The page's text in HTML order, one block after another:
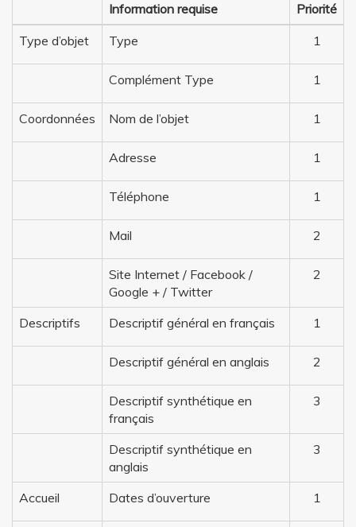
Information requise
Priorité
Type d’objet
Type 1
Complément Type 1
Coordonnées Nom de l’objet 1
Adresse 1
Téléphone 1
Mail 2
Site Internet / Facebook /
Google + / Twitter
2
Descriptifs Descriptif général en français 1
Descriptif général en anglais 2
Descriptif synthétique en
français
3
Descriptif synthétique en
anglais
3
Accueil Dates d’ouverture 1